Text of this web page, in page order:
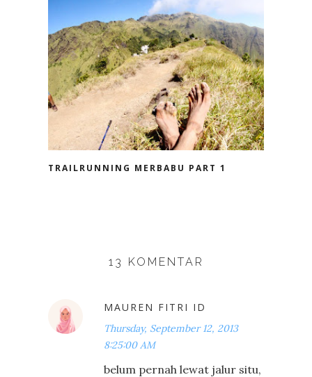
TRAILRUNNING MERBABU PART 1
13 KOMENTAR
MAUREN FITRI ID
Thursday, September 12, 2013
8:25:00 AM
belum pernah lewat jalur situ,